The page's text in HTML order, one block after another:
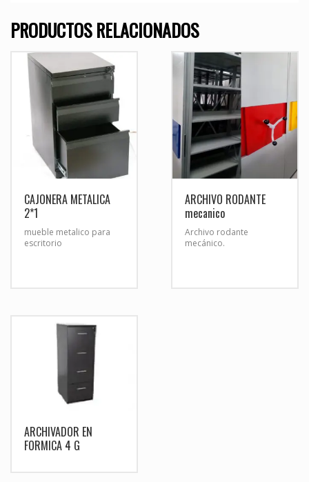
PRODUCTOS RELACIONADOS
CAJONERA METALICA
2*1
mueble metalico para
escritorio
ARCHIVO RODANTE
mecanico
Archivo rodante
mecánico.
ARCHIVADOR EN
FORMICA 4 G